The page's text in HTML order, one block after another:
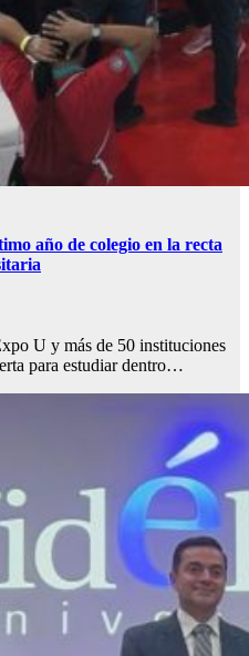
año de colegio en la recta
U y más de 50 instituciones
para estudiar dentro…